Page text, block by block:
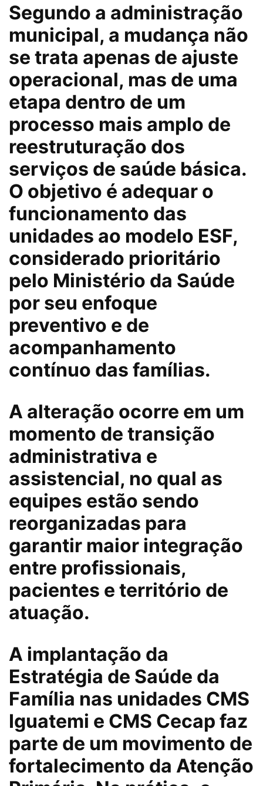
Segundo a administração
municipal, a mudança não
se trata apenas de ajuste
operacional, mas de uma
etapa dentro de um
processo mais amplo de
reestruturação dos
serviços de saúde básica.
O objetivo é adequar o
funcionamento das
unidades ao modelo ESF,
considerado prioritário
pelo Ministério da Saúde
por seu enfoque
preventivo e de
acompanhamento
contínuo das famílias.
A alteração ocorre em um
momento de transição
administrativa e
assistencial, no qual as
equipes estão sendo
reorganizadas para
garantir maior integração
entre profissionais,
pacientes e território de
atuação.
A implantação da
Estratégia de Saúde da
Família nas unidades CMS
Iguatemi e CMS Cecap faz
parte de um movimento de
fortalecimento da Atenção